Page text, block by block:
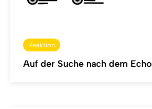
Reaktion
Auf der Suche nach dem Echo